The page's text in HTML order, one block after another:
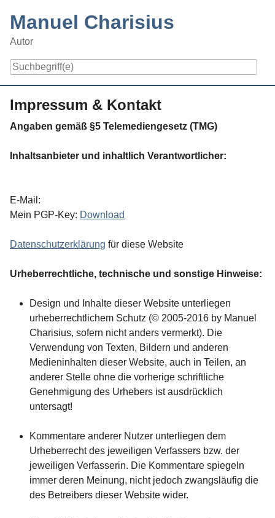
content
Manuel Charisius
Autor
Impressum & Kontakt
Angaben gemäß §5 Telemediengesetz (TMG)
Inhaltsanbieter und inhaltlich Verantwortlicher:
E-Mail:
Mein PGP-Key: Download
Datenschutzerklärung für diese Website
Urheberrechtliche, technische und sonstige Hinweise:
Design und Inhalte dieser Website unterliegen
urheberrechtlichem Schutz (© 2005-2016 by Manuel
Charisius, sofern nicht anders vermerkt). Die
Verwendung von Texten, Bildern und anderen
Medieninhalten dieser Website, auch in Teilen, an
anderer Stelle ohne die vorherige schriftliche
Genehmigung des Urhebers ist ausdrücklich
untersagt!
Kommentare anderer Nutzer unterliegen dem
Urheberrecht des jeweiligen Verfassers bzw. der
jeweiligen Verfasserin. Die Kommentare spiegeln
immer deren Meinung, nicht jedoch zwangsläufig die
des Betreibers dieser Website wider.